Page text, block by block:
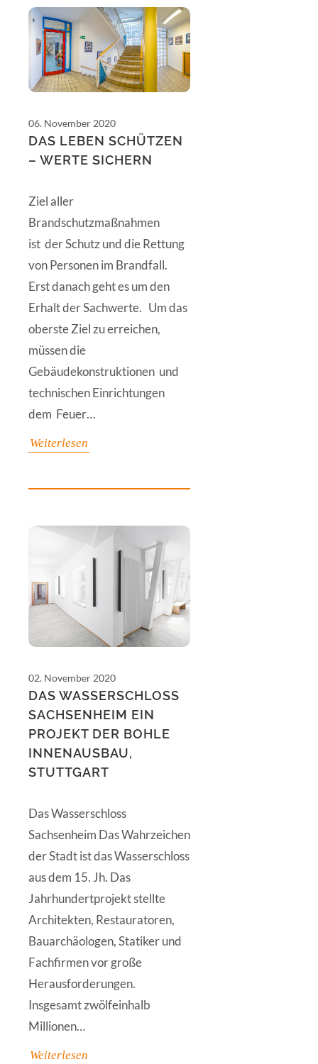
06. November 2020
DAS LEBEN SCHÜTZEN
– WERTE SICHERN
Ziel aller
Brandschutzmaßnahmen
ist der Schutz und die Rettung
von Personen im Brandfall.
Erst danach geht es um den
Erhalt der Sachwerte. Um das
oberste Ziel zu erreichen,
müssen die
Gebäudekonstruktionen und
technischen Einrichtungen
dem Feuer…
Weiterlesen
02. November 2020
DAS WASSERSCHLOSS
SACHSENHEIM EIN
PROJEKT DER BOHLE
INNENAUSBAU,
STUTTGART
Das Wasserschloss
Sachsenheim Das Wahrzeichen
der Stadt ist das Wasserschloss
aus dem 15. Jh. Das
Jahrhundertprojekt stellte
Architekten, Restauratoren,
Bauarchäologen, Statiker und
Fachfirmen vor große
Herausforderungen.
Insgesamt zwölfeinhalb
Millionen…
Weiterlesen